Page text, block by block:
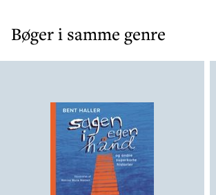
Bøger i samme genre